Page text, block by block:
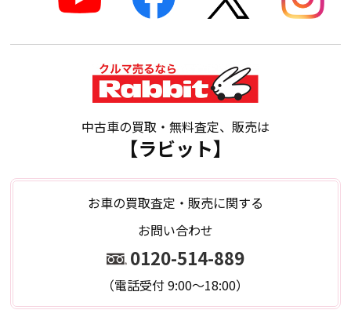
中古車の買取・無料査定、販売は
【ラビット】
お車の買取査定・販売に関する
お問い合わせ
0120-514-889
（電話受付 9:00～18:00）